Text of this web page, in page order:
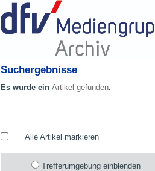
Suchergebnisse
Es wurde ein Artikel gefunden.
Alle Artikel markieren
Trefferumgebung einblenden